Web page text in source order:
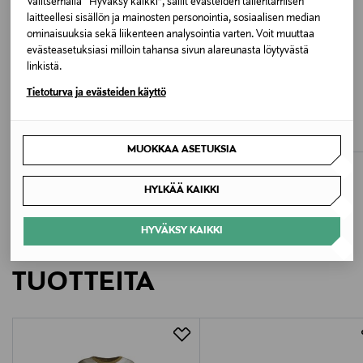
laitteellesi sisällön ja mainosten personointia, sosiaalisen median
ominaisuuksia sekä liikenteen analysointia varten. Voit muuttaa
evästeasetuksiasi milloin tahansa sivun alareunasta löytyvästä
linkistä.
Tietoturva ja evästeiden käyttö
MUOKKAA ASETUKSIA
HYLKÄÄ KAIKKI
HYVÄKSY KAIKKI
Valmistusmaa
Bangladesh
Valmistajan tuotenumero
Valmistaja
Bestseller Wholesale Finland Oy
Lars Sonckin Kaari 6, 02600 Espoo, Finland
ALE –61%
Discounted Price
9,00 € Original Price
22,95 €
Discounted Price
11,90 € Original Price
29,90 €
LISÄÄ KIINNOSTAVIA
TUOTTEITA